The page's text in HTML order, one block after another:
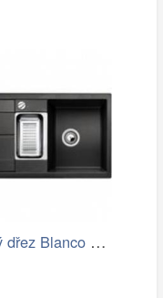
Granitový dřez Blanco METRA 6 S…